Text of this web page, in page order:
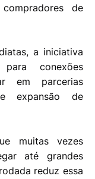
de
a iniciativa
conexões
em parcerias
expansão de
muitas vezes
até grandes
reduz essa